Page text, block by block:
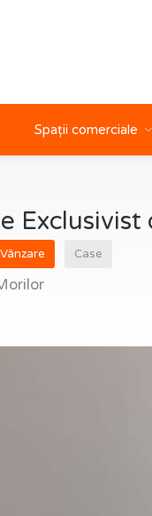
Spații comerciale
Vânzare Case